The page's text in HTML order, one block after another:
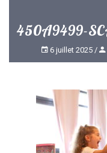
450A9499-
6 juillet 2025